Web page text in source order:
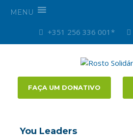
MENU
+351 256 336 001*
FAÇA UM DONATIVO
You Leaders